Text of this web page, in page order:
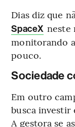
Dias diz que
SpaceX neste
monitorando
pouco.
Sociedade
Em outro
busca investir
A gestora se